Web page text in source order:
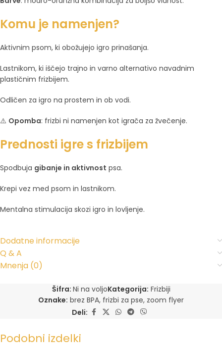
Komu je namenjen?
Aktivnim psom, ki obožujejo igro prinašanja.
Lastnikom, ki iščejo trajno in varno alternativo navadnim
plastičnim frizbijem.
Odličen za igro na prostem in ob vodi.
⚠️ Opomba: frizbi ni namenjen kot igrača za žvečenje.
Prednosti igre s frizbijem
Spodbuja gibanje in aktivnost psa.
Krepi vez med psom in lastnikom.
Mentalna stimulacija skozi igro in lovljenje.
Dodatne informacije
Q & A
Mnenja (0)
Šifra: Ni na voljoKategorija: Frizbiji
Oznake: brez BPA, frizbi za pse, zoom flyer
Deli:
Podobni izdelki